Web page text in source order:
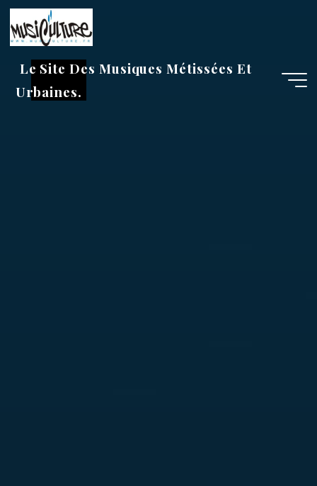
Aller
au
contenu
Le Site Des Musiques Métissées Et
Urbaines.